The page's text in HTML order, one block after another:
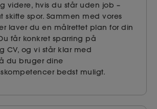
videre, hvis du står uden job –
skifte spor. Sammen med vores
laver du en målrettet plan for din
får konkret sparring på
CV, og vi står klar med
du bruger dine
bedst muligt.